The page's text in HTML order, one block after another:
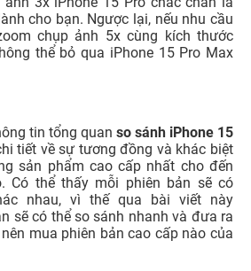
cho bạn. Ngược lại, nếu nhu cầu
chụp ảnh 5x cùng kích thước
thể bỏ qua iPhone 15 Pro Max
tin tổng quan so sánh iPhone 15
tiết về sự tương đồng và khác biệt
sản phẩm cao cấp nhất cho đến
Có thể thấy mỗi phiên bản sẽ có
nhau, vì thế qua bài viết này
sẽ có thể so sánh nhanh và đưa ra
mua phiên bản cao cấp nào của